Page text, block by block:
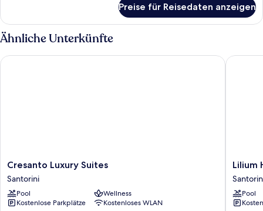
Dreibettzimmer
Preise für Reisedaten anzeigen
Ähnliche Unterkünfte
Cresanto
Luxury
Suites
Santorini
Cresanto Luxury Suites
Santorini
Pool
Wellness
Kostenlose Parkplätze
Kostenloses WLAN
Cresanto Luxury Suites
Lilium
Homes
Lilium
Pool
Lilium